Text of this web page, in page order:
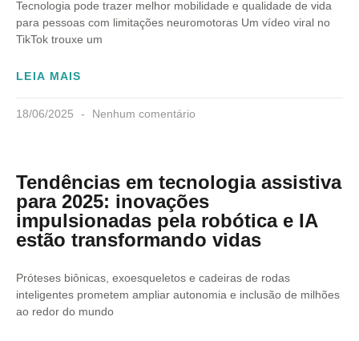
Tecnologia pode trazer melhor mobilidade e qualidade de vida
para pessoas com limitações neuromotoras Um vídeo viral no
TikTok trouxe um
LEIA MAIS
18/06/2025 Nenhum comentário
Tendências em tecnologia assistiva
para 2025: inovações
impulsionadas pela robótica e IA
estão transformando vidas
Próteses biônicas, exoesqueletos e cadeiras de rodas
inteligentes prometem ampliar autonomia e inclusão de milhões
ao redor do mundo